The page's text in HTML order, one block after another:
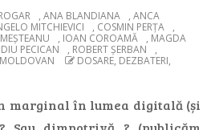
, ANA BLANDIANA , ANCA
MITCHIEVICI , COSMIN PERȚA
,
, IOAN COROAMĂ , MAGDA
PECICAN , ROBERT ȘERBAN
,
DOSARE, DEZBATERI,
marginal în lumea digitală (și